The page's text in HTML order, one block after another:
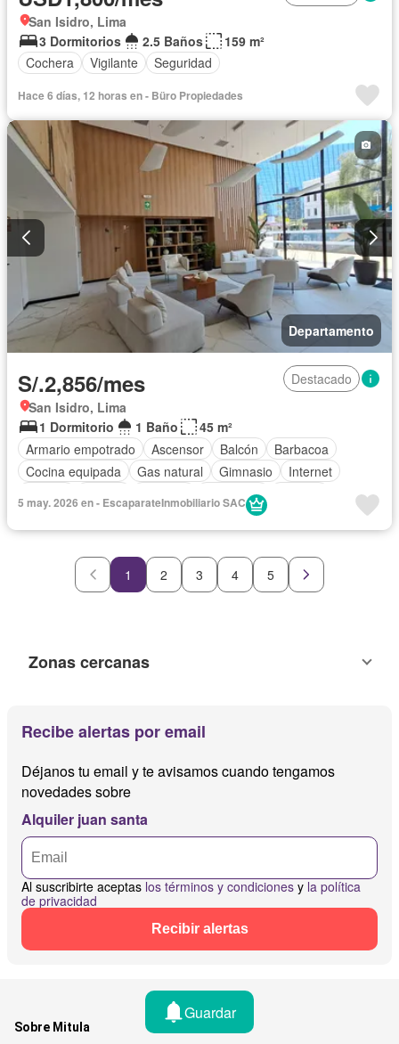
San Isidro, Lima
3 Dormitorios
2.5 Baños
159 m²
Cochera
Vigilante Seguridad
Hace 6 días, 12 horas en - Büro Propiedades
Departamento
S/.2,856/mes
Destacado
San Isidro, Lima
1 Dormitorio
1 Baño
45 m²
Armario empotrado
Ascensor Balcón
Barbacoa
Cocina equipada
Gas natural Gimnasio
Internet
Seguridad
Vista panorámica
5 may. 2026 en - EscaparateInmobiliario SAC
1 2 3 4 5
Zonas cercanas
Recibe alertas por email
Déjanos tu email y te avisamos cuando tengamos
novedades sobre
Alquiler juan santa
Al suscribirte aceptas los términos y condiciones y la política
de privacidad
Recibir alertas
Guardar
Sobre Mitula